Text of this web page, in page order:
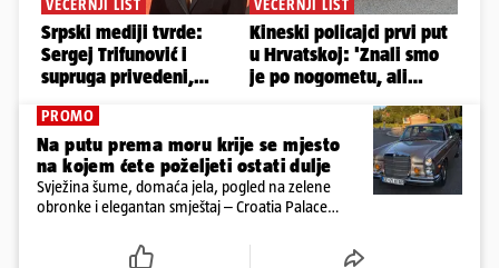
PROMO
Na putu prema moru krije se mjesto
na kojem ćete poželjeti ostati dulje
Svježina šume, domaća jela, pogled na zelene
obronke i elegantan smještaj – Croatia Palace